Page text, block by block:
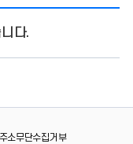
다.
소무단수집거부